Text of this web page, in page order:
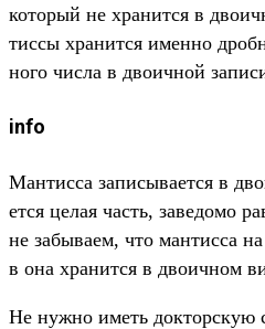
который не хра­нит­ся в
тиссы хра­нит­ся имен­но
ного чис­ла в дво­ичной
info
Ман­тисса записы­вает­ся в
ется целая часть, заведо­мо
не забыва­ем, что ман­тисса
в она хра­нит­ся в дво­ичном
Не нуж­но иметь док­тор­скую